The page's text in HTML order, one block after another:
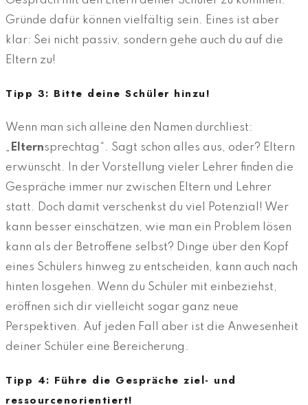
Gründe dafür können vielfältig sein. Eines ist aber
klar: Sei nicht passiv, sondern gehe auch du auf die
Eltern zu!
Tipp 3: Bitte deine Schüler hinzu!
Wenn man sich alleine den Namen durchliest:
„ Elternsprechtag“. Sagt schon alles aus, oder? Eltern
erwünscht. In der Vorstellung vieler Lehrer finden die
Gespräche immer nur zwischen Eltern und Lehrer
statt. Doch damit verschenkst du viel Potenzial! Wer
kann besser einschätzen, wie man ein Problem lösen
kann als der Betroffene selbst? Dinge über den Kopf
eines Schülers hinweg zu entscheiden, kann auch nach
hinten losgehen. Wenn du Schüler mit einbeziehst,
eröffnen sich dir vielleicht sogar ganz neue
Perspektiven. Auf jeden Fall aber ist die Anwesenheit
deiner Schüler eine Bereicherung.
Tipp 4: Führe die Gespräche ziel- und
ressourcenorientiert!